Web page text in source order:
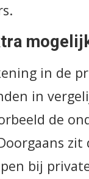
in de
in
de
zit
bij